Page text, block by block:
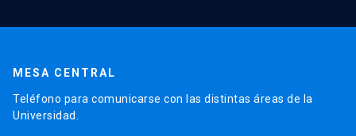
MESA CENTRAL
Teléfono para comunicarse con las distintas áreas de la
Universidad.